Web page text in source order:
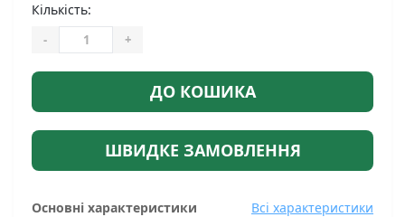
Основні характеристики Всі характеристики
Кількість:
- +
ДО КОШИКА
ШВИДКЕ ЗАМОВЛЕННЯ